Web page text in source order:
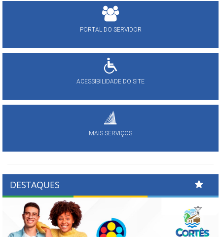
PORTAL DO SERVIDOR
ACESSIBILIDADE DO SITE
MAIS SERVIÇOS
DESTAQUES